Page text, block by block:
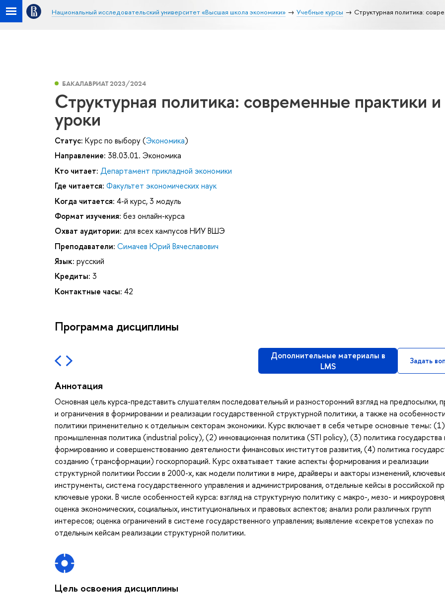
Национальный исследовательский университет «Высшая школа экономики» Учебные курсы Структурная политика:
БАКАЛАВРИАТ 2023/2024
Структурная политика: современные практики и
уроки
Статус: Курс по выбору (Экономика)
Направление: 38.03.01. Экономика
Кто читает: Департамент прикладной экономики
Где читается: Факультет экономических наук
Когда читается: 4-й курс, 3 модуль
Формат изучения: без онлайн-курса
Охват аудитории: для всех кампусов НИУ ВШЭ
Преподаватели: Симачев Юрий Вячеславович
Язык: русский
Кредиты: 3
Контактные часы: 42
Программа дисциплины
Дополнительные материалы в
LMS
Задать
Аннотация
Основная цель курса-представить слушателям последовательный и разносторонний взгляд на предпосылки,
и ограничения в формировании и реализации государственной структурной политики, а также на
политики применительно к отдельным секторам экономики. Курс включает в себя четыре основные темы: (1)
промышленная политика (industrial policy), (2) инновационная политика (STI policy), (3) политика государства
формированию и совершенствованию деятельности финансовых институтов развития, (4) политика
созданию (трансформации) госкорпораций. Курс охватывает такие аспекты формирования и реализации
структурной политики России в 2000-х, как модели политики в мире, драйверы и aакторы изменений,
инструменты, система государственного управления и администрирования, отдельные кейсы в российской
ключевые уроки. В числе особенностей курса: взгляд на структурную политику с макро-, мезо- и
оценка экономических, социальных, институциональных и правовых аспектов; анализ роли различных групп
интересов; оценка ограничений в системе государственного управления; выявление «секретов успеха» по
отдельным кейсам реализации структурной политики.
Цель освоения дисциплины